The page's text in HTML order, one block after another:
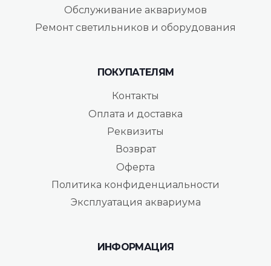
Обслуживание аквариумов
Ремонт светильников и оборудования
ПОКУПАТЕЛЯМ
Контакты
Оплата и доставка
Реквизиты
Возврат
Оферта
Политика конфиденциальности
Эксплуатация аквариума
ИНФОРМАЦИЯ